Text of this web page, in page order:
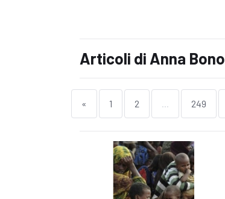
Articoli di Anna Bono
« 1 2 ... 249